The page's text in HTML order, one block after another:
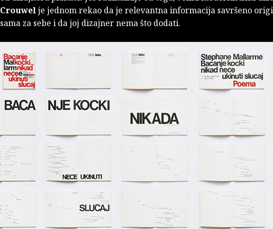
Crouwelje jednom rekao da je relevantna informacija savršeno
sama za sebe i da joj dizajner nema što dodati.